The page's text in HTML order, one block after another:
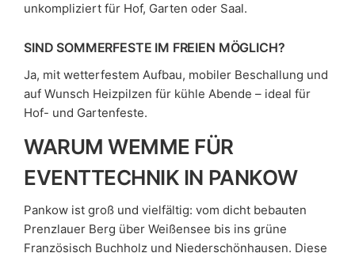
unkompliziert für Hof, Garten oder Saal.
SIND SOMMERFESTE IM FREIEN MÖGLICH?
Ja, mit wetterfestem Aufbau, mobiler Beschallung und
auf Wunsch Heizpilzen für kühle Abende – ideal für
Hof- und Gartenfeste.
WARUM WEMME FÜR
EVENTTECHNIK IN PANKOW
Pankow ist groß und vielfältig: vom dicht bebauten
Prenzlauer Berg über Weißensee bis ins grüne
Französisch Buchholz und Niederschönhausen. Diese